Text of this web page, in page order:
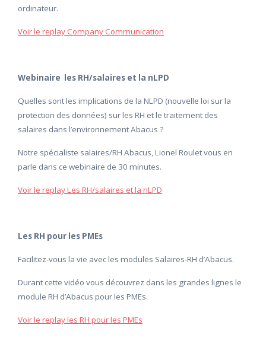
ordinateur.
Voir le replay Company Communication
Webinaire les RH/salaires et la nLPD
Quelles sont les implications de la NLPD (nouvelle loi sur la
protection des données) sur les RH et le traitement des
salaires dans l’environnement Abacus ?
Notre spécialiste salaires/RH Abacus, Lionel Roulet vous en
parle dans ce webinaire de 30 minutes.
Voir le replay Les RH/salaires et la nLPD
Les RH pour les PMEs
Facilitez-vous la vie avec les modules Salaires-RH d’Abacus.
Durant cette vidéo vous découvrez dans les grandes lignes le
module RH d’Abacus pour les PMEs.
Voir le replay les RH pour les PMEs